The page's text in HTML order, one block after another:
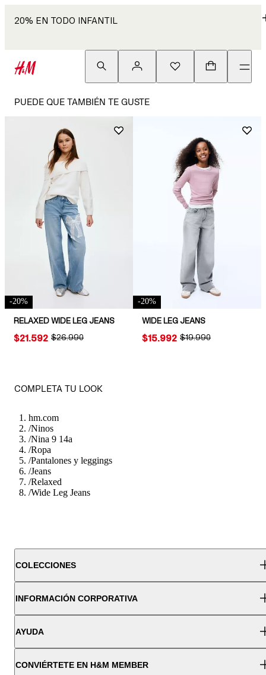
20% EN TODO INFANTIL
PUEDE QUE TAMBIÉN TE GUSTE
-20%
RELAXED WIDE LEG JEANS
ORIGINAL PRICE:
$26.990
PRICE:
$21.592
-20%
WIDE LEG JEANS
ORIGINAL PRICE:
$19.990
PRICE:
$15.992
COMPLETA TU LOOK
hm.com
/Ninos
/Nina 9 14a
/Ropa
/Pantalones y leggings
/Jeans
/Relaxed
/Wide Leg Jeans
COLECCIONES
INFORMACIÓN CORPORATIVA
AYUDA
CONVIÉRTETE EN H&M MEMBER